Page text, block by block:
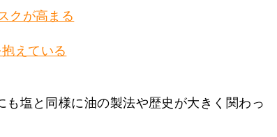
クが高まる
えている
塩と同様に油の製法や歴史が大きく関わっ